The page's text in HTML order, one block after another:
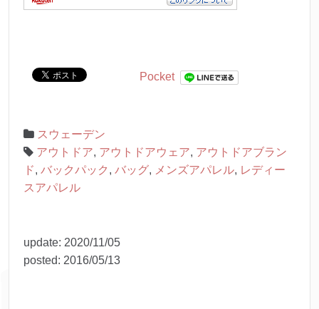
Pocket
スウェーデン
アウトドア, アウトドアウェア, アウトドアブラン
ド, バックパック , バッグ, メンズアパレル, レディー
スアパレル
update: 2020/11/05
posted: 2016/05/13